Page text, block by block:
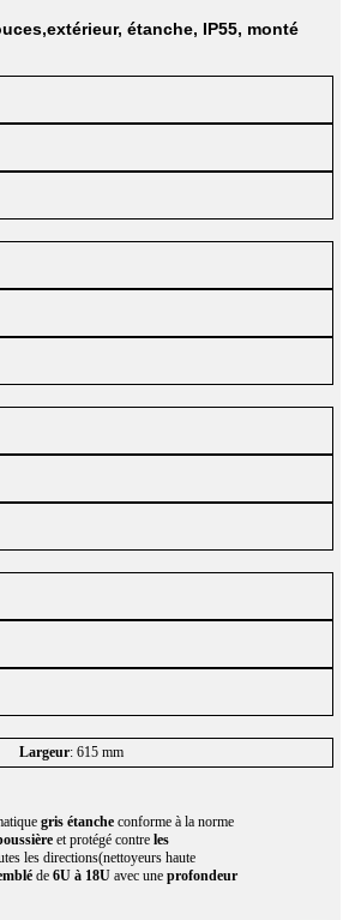
étanche, IP55, monté
Largeur: 615 mm
gris étanche conforme à la norme
et protégé contre les
les directions(nettoyeurs haute
de6U à 18U avec uneprofondeur